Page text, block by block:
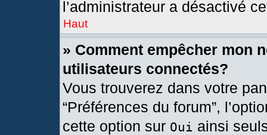
l’administrateur a désactivé
Haut
» Comment empêcher mon
utilisateurs connectés?
Vous trouverez dans votre
“Préférences du forum”,
cette option sur Oui ainsi